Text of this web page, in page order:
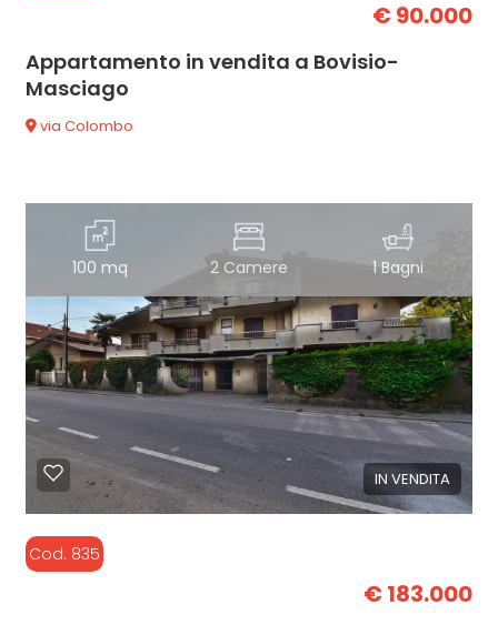
€ 90.000
Appartamento in vendita a Bovisio-
Masciago
via Colombo
100 mq 2 Camere 1 Bagni
IN VENDITA
Cod. 835
€ 183.000